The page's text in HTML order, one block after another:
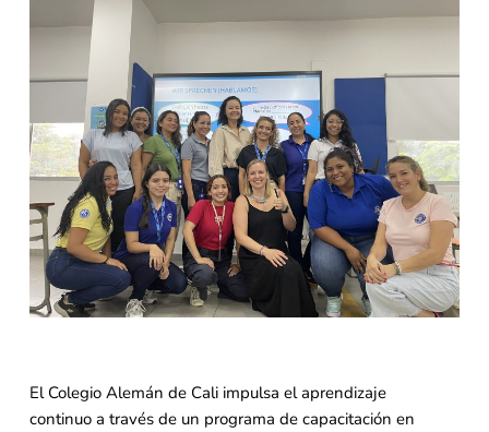
El Colegio Alemán de Cali impulsa el aprendizaje
continuo a través de un programa de capacitación en